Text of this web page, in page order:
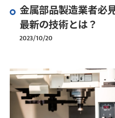
金属部品製造業者必
最新の技術とは？
2023/10/20